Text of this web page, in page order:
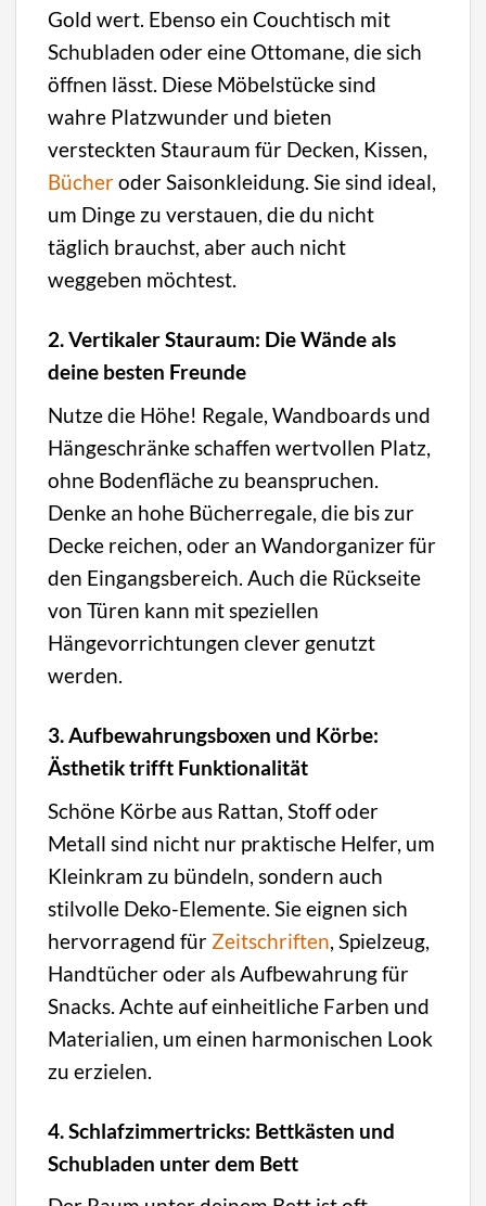
Gold wert. Ebenso ein Couchtisch mit
Schubladen oder eine Ottomane, die sich
öffnen lässt. Diese Möbelstücke sind
wahre Platzwunder und bieten
versteckten Stauraum für Decken, Kissen,
Bücheroder Saisonkleidung. Sie sind ideal,
um Dinge zu verstauen, die du nicht
täglich brauchst, aber auch nicht
weggeben möchtest.
2. Vertikaler Stauraum: Die Wände als
deine besten Freunde
Nutze die Höhe! Regale, Wandboards und
Hängeschränke schaffen wertvollen Platz,
ohne Bodenfläche zu beanspruchen.
Denke an hohe Bücherregale, die bis zur
Decke reichen, oder an Wandorganizer für
den Eingangsbereich. Auch die Rückseite
von Türen kann mit speziellen
Hängevorrichtungen clever genutzt
werden.
3. Aufbewahrungsboxen und Körbe:
Ästhetik trifft Funktionalität
Schöne Körbe aus Rattan, Stoff oder
Metall sind nicht nur praktische Helfer, um
Kleinkram zu bündeln, sondern auch
stilvolle Deko-Elemente. Sie eignen sich
hervorragend für Zeitschriften , Spielzeug,
Handtücher oder als Aufbewahrung für
Snacks. Achte auf einheitliche Farben und
Materialien, um einen harmonischen Look
zu erzielen.
4. Schlafzimmertricks: Bettkästen und
Schubladen unter dem Bett